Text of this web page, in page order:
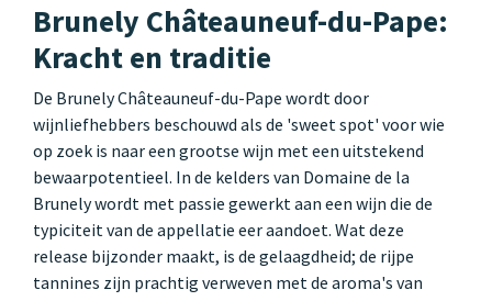
Brunely Châteauneuf-du-Pape:
Kracht en traditie
De Brunely Châteauneuf-du-Pape wordt door
wijnliefhebbers beschouwd als de 'sweet spot' voor wie
op zoek is naar een grootse wijn met een uitstekend
bewaarpotentieel. In de kelders van Domaine de la
Brunely wordt met passie gewerkt aan een wijn die de
typiciteit van de appellatie eer aandoet. Wat deze
release bijzonder maakt, is de gelaagdheid; de rijpe
tannines zijn prachtig verweven met de aroma's van